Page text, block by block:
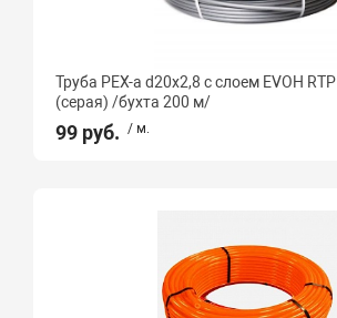
Труба PEX-a d20х2,8 с слоем EVOH RTP
(серая) /бухта 200 м/
99 руб. / м.